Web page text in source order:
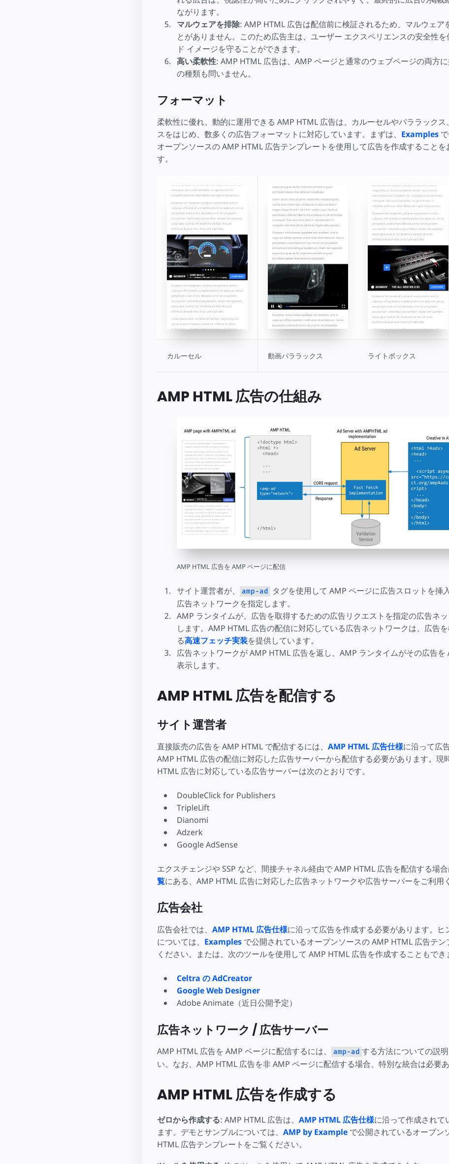
ながります。
マルウェアを排除: AMP HTML 広告は配信前に検証されるため、マルウェア
とがありません。このため広告主は、ユーザー エクスペリエンスの安全性
ド イメージを守ることができます。
高い柔軟性: AMP HTML 広告は、AMP ページと通常のウェブページの両方
の種類も問いません。
フォーマット
柔軟性に優れ、動的に運用できる AMP HTML 広告は、カルーセルやパララックス
スをはじめ、数多くの広告フォーマットに対応しています。まずは、 Examplesで
オープンソースの AMP HTML 広告テンプレートを使用して広告を作成することを
す。
カルーセル 動画パララックス ライトボックス
AMP HTML 広告の仕組み
AMP HTML 広告を AMP ページに配信
サイト運営者が、 amp-ad
タグを使用して AMP ページに広告スロットを挿
広告ネットワークを指定します。
AMP ランタイムが、広告を取得するための広告リクエストを指定の広告ネ
します。AMP HTML 広告の配信に対応している広告ネットワークは、広告
る高速フェッチ実装を提供しています。
広告ネットワークが AMP HTML 広告を返し、AMP ランタイムがその広告を
表示します。
AMP HTML 広告を配信する
サイト運営者
直接販売の広告を AMP HTML で配信するには、 AMP HTML 広告仕様に沿って広
AMP HTML 広告の配信に対応した広告サーバーから配信する必要があります。現
HTML 広告に対応している広告サーバーは次のとおりです。
DoubleClick for Publishers
TripleLift
Dianomi
Adzerk
Google AdSense
エクスチェンジや SSP など、間接チャネル経由で AMP HTML 広告を配信する場合
覧にある、AMP HTML 広告に対応した広告ネットワークや広告サーバーをご利用
広告会社
広告会社では、 AMP HTML 広告仕様に沿って広告を作成する必要があります。ヒ
については、 Examplesで公開されているオープンソースの AMP HTML 広告テン
ください。または、次のツールを使用して AMP HTML 広告を作成することもでき
Celtra の AdCreator
Google Web Designer
Adobe Animate（近日公開予定）
広告ネットワーク / 広告サーバー
AMP HTML 広告を AMP ページに配信するには、 amp-ad する方法についての説
い。なお、AMP HTML 広告を非 AMP ページに配信する場合、特別な統合は必要あ
AMP HTML 広告を作成する
ゼロから作成する: AMP HTML 広告は、 AMP HTML 広告仕様に沿って作成されて
ます。デモとサンプルについては、 AMP by Exampleで公開されているオープン
HTML 広告テンプレートをご覧ください。